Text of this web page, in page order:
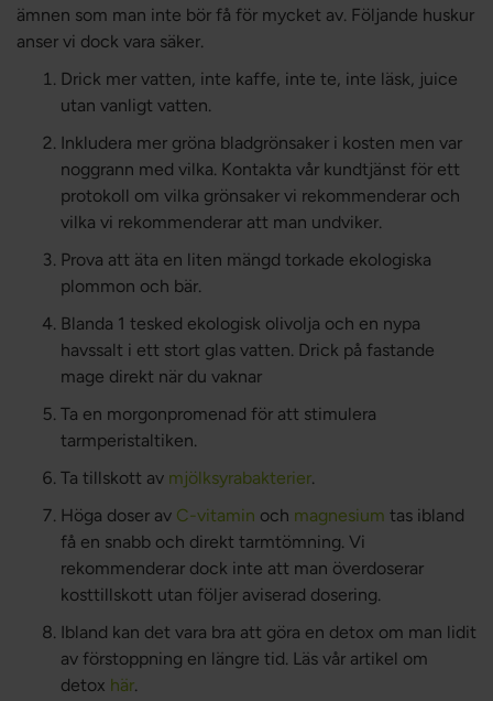
ämnen som man inte bör få för mycket av. Följande huskur
anser vi dock vara säker.
Drick mer vatten, inte kaffe, inte te, inte läsk, juice
utan vanligt vatten.
Inkludera mer gröna bladgrönsaker i kosten men var
noggrann med vilka. Kontakta vår kundtjänst för ett
protokoll om vilka grönsaker vi rekommenderar och
vilka vi rekommenderar att man undviker.
Prova att äta en liten mängd torkade ekologiska
plommon och bär.
Blanda 1 tesked ekologisk olivolja och en nypa
havssalt i ett stort glas vatten. Drick på fastande
mage direkt när du vaknar
Ta en morgonpromenad för att stimulera
tarmperistaltiken.
Ta tillskott av mjölksyrabakterier.
Höga doser av C-vitamin och magnesium tas ibland
få en snabb och direkt tarmtömning. Vi
rekommenderar dock inte att man överdoserar
kosttillskott utan följer aviserad dosering.
Ibland kan det vara bra att göra en detox om man lidit
av förstoppning en längre tid. Läs vår artikel om
detox här.